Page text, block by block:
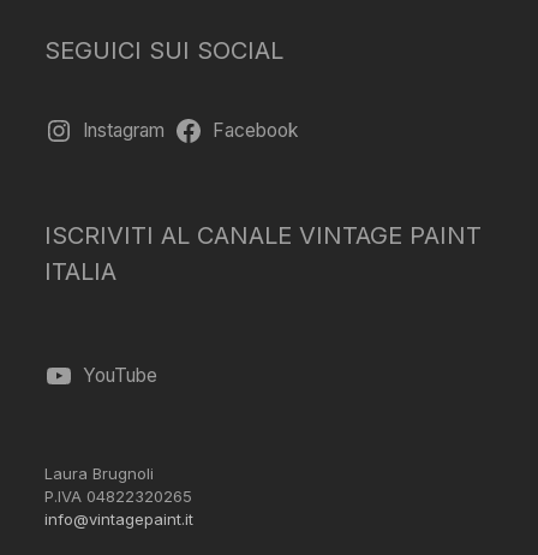
SEGUICI SUI SOCIAL
Instagram Facebook
ISCRIVITI AL CANALE VINTAGE PAINT
ITALIA
YouTube
Laura Brugnoli
P.IVA 04822320265
info@vintagepaint.it